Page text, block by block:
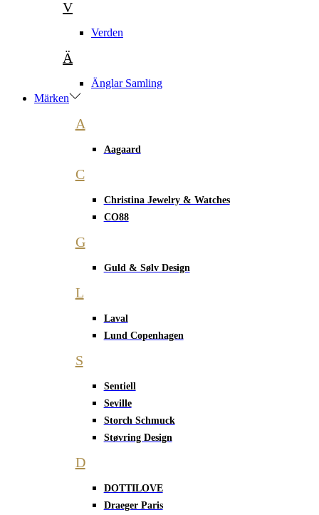
V
Verden
Ä
Änglar Samling
Märken
A
Aagaard
C
Christina Jewelry & Watches
CO88
G
Guld & Sølv Design
L
Laval
Lund Copenhagen
S
Sentiell
Seville
Storch Schmuck
Støvring Design
D
DOTTILOVE
Draeger Paris